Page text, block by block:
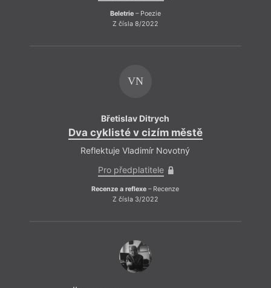
Beletrie– Poezie
Z čísla 8/2022
VN
Břetislav Ditrych
Dva cyklisté v cizím městě
Reflektuje Vladimír Novotný
Pro předplatitele
Recenze a reflexe – Recenze
Z čísla 3/2022